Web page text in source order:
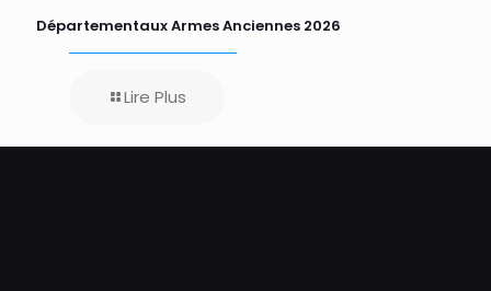
Départementaux Armes Anciennes 2026
Lire Plus